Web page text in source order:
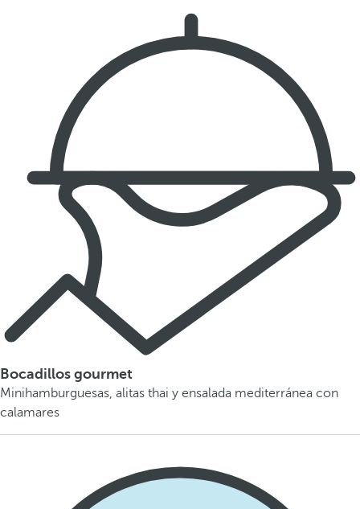
Bocadillos gourmet
Minihamburguesas, alitas thai y ensalada mediterránea con
calamares